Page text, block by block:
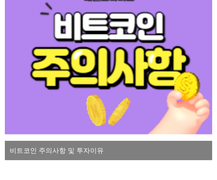
비트코인 주의사항 및 투자이유